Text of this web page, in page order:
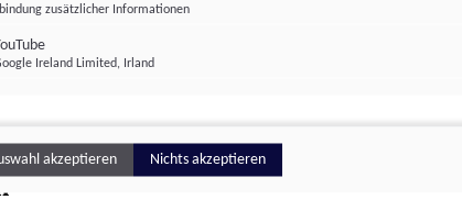
professionell
zusätzlicher Informationen
Ireland Limited, Irland
akzeptieren Nichts akzeptieren